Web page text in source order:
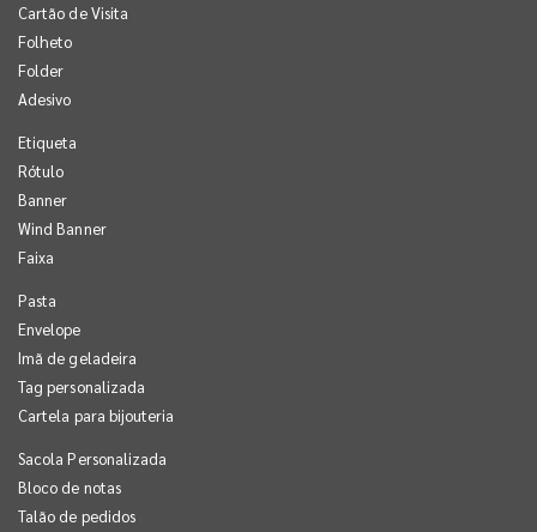
Cartão de Visita
Folheto
Folder
Adesivo
Etiqueta
Rótulo
Banner
Wind Banner
Faixa
Pasta
Envelope
Imã de geladeira
Tag personalizada
Cartela para bijouteria
Sacola Personalizada
Bloco de notas
Talão de pedidos